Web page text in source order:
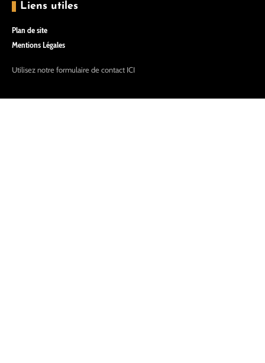
Liens utiles
Plan de site
Mentions Légales
Utilisez notre formulaire de contact ICI